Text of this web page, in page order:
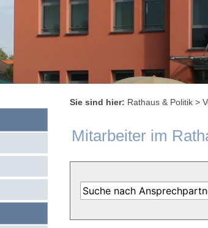
Sie sind hier: Rathaus & Politik >
Mitarbeiter im